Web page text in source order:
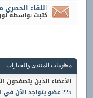
اللقاء الحصري
كتبت بواسطة
معلومات المنتدى والخيارات
الأعضاء الذين يتصفحون
225 عضو يتواجد الآن في المنتدى